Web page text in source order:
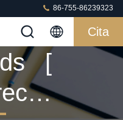
86-755-86239323
Cita
[